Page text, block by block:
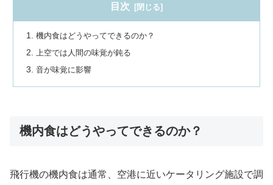
目次
機内食はどうやってできるのか？
上空では人間の味覚が鈍る
音が味覚に影響
機内食はどうやってできるのか？
飛行機の機内食は通常、空港に近いケータリング施設で調